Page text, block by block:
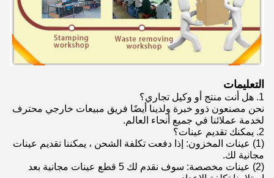
التعليمات
1. هل أنت منتج أو وكيل تجاري؟
نحن مصنعون ذوو خبرة ولدينا أيضًا فريق مبيعات خارجي محترف
لخدمة عملائنا في جميع أنحاء العالم.
2. يمكنك تقديم عينات؟
(1) عينات المخزون: إذا دفعت تكلفة الشحن ، يمكننا تقديم عينات
مجانية لك.
(2) عينات مخصصة: سوف نقدم لك 5 قطع عينات مجانية بعد